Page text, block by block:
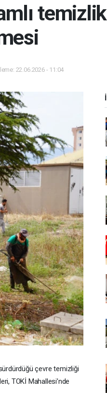
22.06.2026 - 11:04
çevre temizliği
TOKİ Mahallesi’nde